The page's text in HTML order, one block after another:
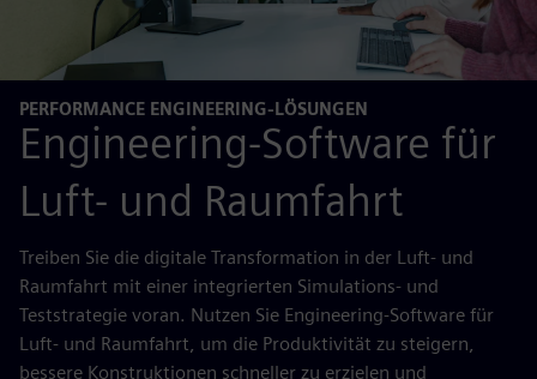
PERFORMANCE ENGINEERING-LÖSUNGEN
Engineering-Software für
Luft- und Raumfahrt
Treiben Sie die digitale Transformation in der Luft- und
Raumfahrt mit einer integrierten Simulations- und
Teststrategie voran. Nutzen Sie Engineering-Software für
Luft- und Raumfahrt, um die Produktivität zu steigern,
bessere Konstruktionen schneller zu erzielen und